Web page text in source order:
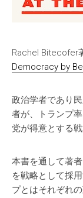
Rachel Bitecofer
Democracy by
政治学者であり
者が、トランプ
党が得意とする
本書を通して著
を戦略として採
プとはそれぞれ